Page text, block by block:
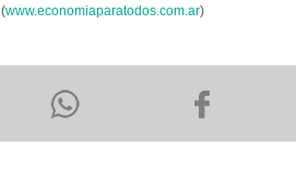
(www.economiaparatodos.com.ar)